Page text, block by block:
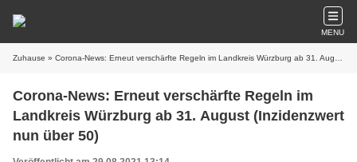
MENU
Zuhause » Corona-News: Erneut verschärfte Regeln im Landkreis Würzburg ab 31. August (Inzidenzwert nun über 50)
Corona-News: Erneut verschärfte Regeln im
Landkreis Würzburg ab 31. August (Inzidenzwert
nun über 50)